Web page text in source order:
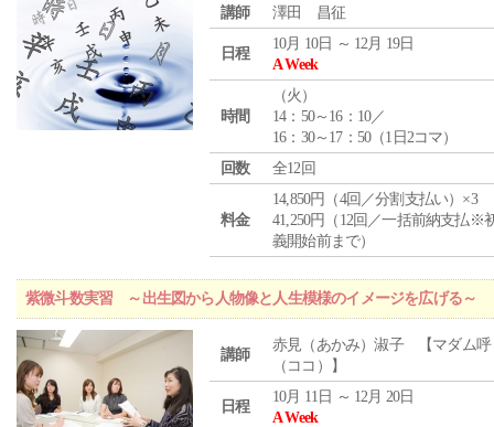
講師 澤田 昌征
日程
10月 10日 ～ 12月 19日
A Week
時間
（火 ）
14：50～16：10／
16：30～17：50（1日2コマ）
回数
全12回
料金
14,850円（4回／分割支払い）×3
41,250円（12回／一括前納支払※
義開始前まで）
紫微斗数実習 ～出生図から人物像と人生模様のイメージを広げる～
講師
赤見（あかみ）淑子 【マダム呼
（ココ）】
日程
10月 11日 ～ 12月 20日
A Week